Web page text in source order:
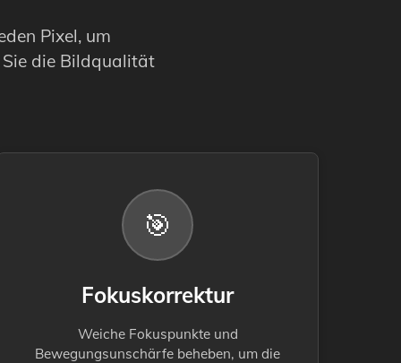
Pixel, um
Sie die Bildqualität
🎯
Fokuskorrektur
Weiche Fokuspunkte und
Bewegungsunschärfe beheben, um die